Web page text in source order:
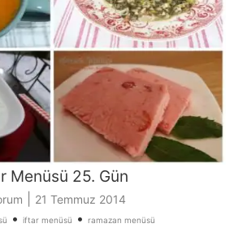
Menüsü 25. Gün
21 Temmuz 2014
• iftar menüsü • ramazan menüsü